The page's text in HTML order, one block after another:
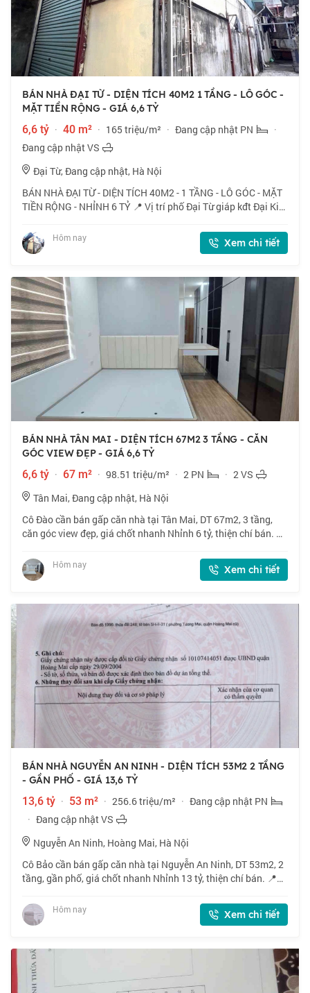
BÁN NHÀ ĐẠI TỪ - DIỆN TÍCH 40M2 1 TẦNG - LÔ GÓC -
MẶT TIỀN RỘNG - GIÁ 6,6 TỶ
6,6 tỷ · 40 m² · 165 triệu/m² · Đang cập nhật PN
·
Đang cập nhật VS
Đại Từ, Đang cập nhật, Hà Nội
BÁN NHÀ ĐẠI TỪ - DIỆN TÍCH 40M2 - 1 TẦNG - LÔ GÓC - MẶT
TIỀN RỘNG - NHỈNH 6 TỶ 📍 Vị trí phố Đại Từ giáp kđt Đại Kim
40m2 x 1 tầng, mặt tiền
Hôm nay Xem chi tiết
BÁN NHÀ TÂN MAI - DIỆN TÍCH 67M2 3 TẦNG - CĂN
GÓC VIEW ĐẸP - GIÁ 6,6 TỶ
6,6 tỷ · 67 m² · 98.51 triệu/m² · 2 PN · 2 VS
Tân Mai, Đang cập nhật, Hà Nội
Cô Đào cần bán gấp căn nhà tại Tân Mai, DT 67m2, 3 tầng,
căn góc view đẹp, giá chốt nhanh Nhỉnh 6 tỷ, thiện chí bán. 📍
tiện ích bạt ngàn. 🏠 67m
Hôm nay Xem chi tiết
BÁN NHÀ NGUYỄN AN NINH - DIỆN TÍCH 53M2 2 TẦNG
- GẦN PHỐ - GIÁ 13,6 TỶ
13,6 tỷ · 53 m² · 256.6 triệu/m² · Đang cập nhật PN
· Đang cập nhật VS
Nguyễn An Ninh, Hoàng Mai, Hà Nội
Cô Bảo cần bán gấp căn nhà tại Nguyễn An Ninh, DT 53m2, 2
tầng, gần phố, giá chốt nhanh Nhỉnh 13 tỷ, thiện chí bán. 📍
2 tầng, mặt tiền 3.4m.
Hôm nay Xem chi tiết